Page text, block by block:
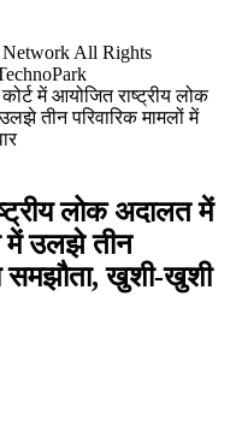
All Rights
कोर्ट में आयोजित राष्ट्रीय लोक
तीन परिवारिक मामलों में
लोक अदालत में
में उलझे तीन
समझौता, खुशी-खुशी